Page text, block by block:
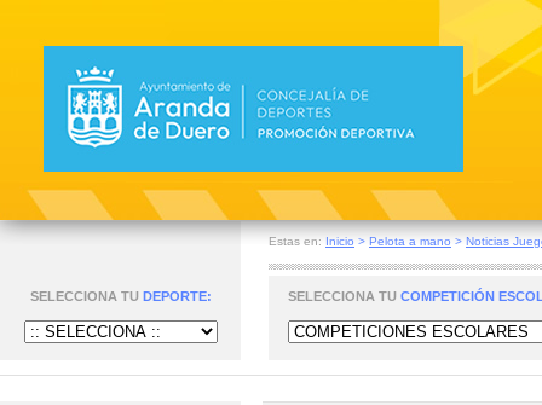
Estas en: Inicio > Pelota a mano > Noticias
SELECCIONA TU DEPORTE: SELECCIONA TU COMPETICIÓN